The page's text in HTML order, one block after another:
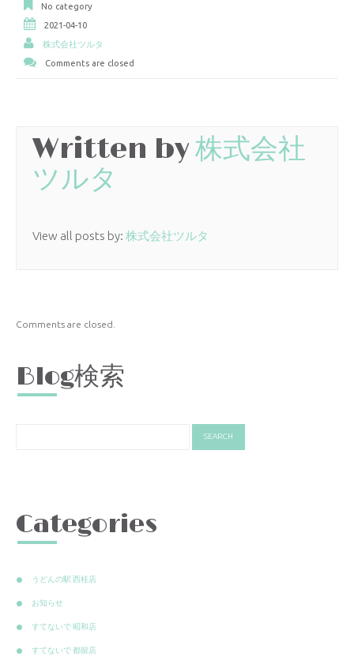
No category
2021-04-10
株式会社ツルタ
Comments are closed
Written by株式会社
ツルタ
View all posts by: 株式会社ツルタ
Comments are closed.
Blog検索
Categories
うどんの駅 西桂店
お知らせ
すてないで 昭和店
すてないで 都留店